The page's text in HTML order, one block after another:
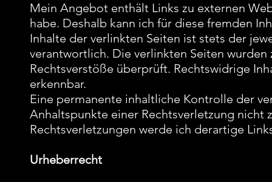
Mein Angebot enthält Links zu externen
habe. Deshalb kann ich für diese fremden
Inhalte der verlinkten Seiten ist stets der
verantwortlich. Die verlinkten Seiten
Rechtsverstöße überprüft. Rechtswidrige
erkennbar.
Eine permanente inhaltliche Kontrolle der
Anhaltspunkte einer Rechtsverletzung nicht
Rechtsverletzungen werde ich derartige
Urheberrecht